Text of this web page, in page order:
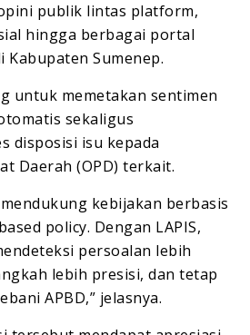
publik lintas platform,
hingga berbagai portal
Sumenep.
untuk memetakan sentimen
sekaligus
disposisi isu kepada
Daerah (OPD) terkait.
kebijakan berbasis
policy. Dengan LAPIS,
persoalan lebih
lebih presisi, dan tetap
APBD,” jelasnya.